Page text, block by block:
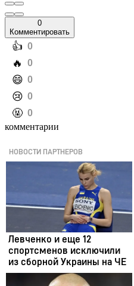
0
Комментировать
️👍 0
️🔥 0
️😄 0
️😢 0
️🤬 0
комментарии